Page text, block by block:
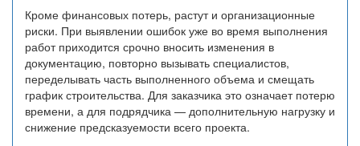
Кроме финансовых потерь, растут и организационные
риски. При выявлении ошибок уже во время выполнения
работ приходится срочно вносить изменения в
документацию, повторно вызывать специалистов,
переделывать часть выполненного объема и смещать
график строительства. Для заказчика это означает потерю
времени, а для подрядчика — дополнительную нагрузку и
снижение предсказуемости всего проекта.